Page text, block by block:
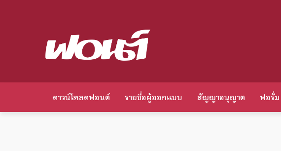
ดาวน์โหลดฟอนต์ รายชื่อผู้ออกแบบ สัญญาอนุญาต ฟอรั่ม